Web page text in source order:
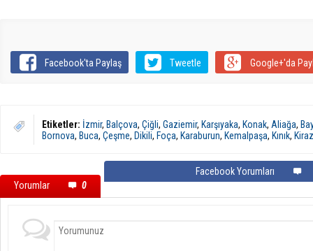
Facebook'ta Paylaş Tweetle Google+'da
Etiketler: İzmir, Balçova, Çiğli, Gaziemir, Karşıyaka, Konak, Aliağa,
Bornova, Buca, Çeşme, Dikili, Foça, Karaburun, Kemalpaşa, Kınık, Kiraz
Yorumlar 0
Facebook Yorumları